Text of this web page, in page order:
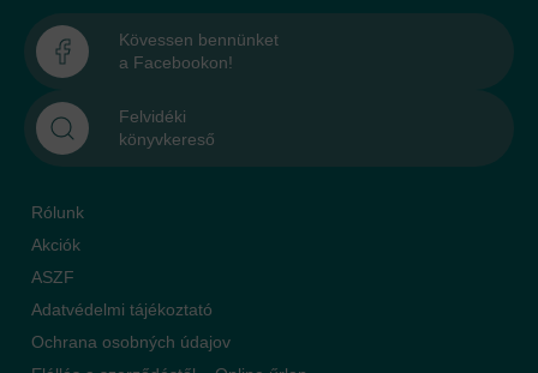
Kövessen bennünket
a Facebookon!
Felvidéki
könyvkereső
Rólunk
Akciók
ASZF
Adatvédelmi tájékoztató
Ochrana osobných údajov